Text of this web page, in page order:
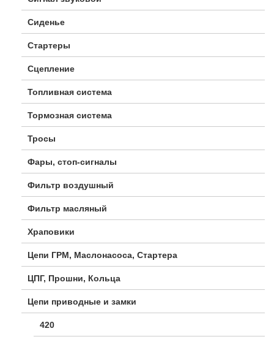
Сиденье
Стартеры
Сцепление
Топливная система
Тормозная система
Тросы
Фары, стоп-сигналы
Фильтр воздушный
Фильтр масляный
Храповики
Цепи ГРМ, Маслонасоса, Стартера
ЦПГ, Прошни, Кольца
Цепи приводные и замки
420